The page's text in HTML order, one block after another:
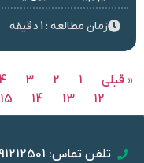
زمان مطالعه : 1 دقیقه
« قبلی 1
2
3
4
12
13
14
15
تلفن تماس: 91212501-021